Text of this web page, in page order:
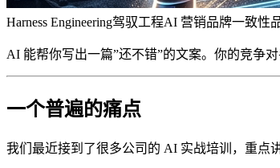
Harness Engineering驾驭工程AI 营销品牌一致性
AI 能帮你写出一篇”还不错”的文案。你的竞争
一个普遍的痛点
我们最近接到了很多公司的 AI 实战培训，重